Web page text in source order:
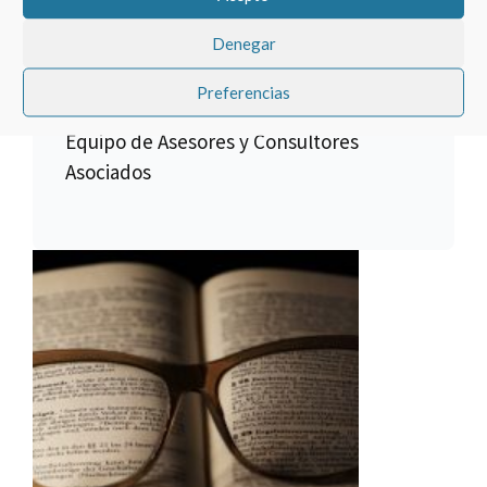
Denegar
Preferencias
El equipo jurídico de Asesores y
Consultores Asociados le dará el mejor
asesoramiento. Conocenos.
Equipo de Asesores y Consultores
Asociados